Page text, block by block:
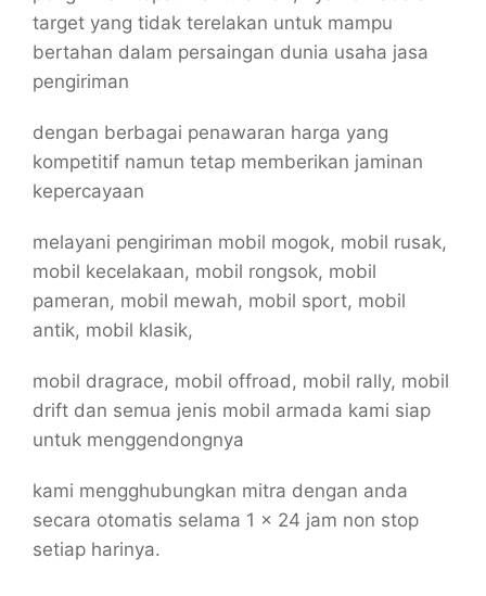
target yang tidak terelakan untuk mampu
bertahan dalam persaingan dunia usaha jasa
pengiriman
dengan berbagai penawaran harga yang
kompetitif namun tetap memberikan jaminan
kepercayaan
melayani pengiriman mobil mogok, mobil rusak,
mobil kecelakaan, mobil rongsok, mobil
pameran, mobil mewah, mobil sport, mobil
antik, mobil klasik,
mobil dragrace, mobil offroad, mobil rally, mobil
drift dan semua jenis mobil armada kami siap
untuk menggendongnya
kami mengghubungkan mitra dengan anda
secara otomatis selama 1 x 24 jam non stop
setiap harinya.